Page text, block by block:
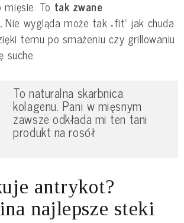
To tak zwane
Nie wygląda może tak „fit” jak chuda
temu po smażeniu czy grillowaniu
suche.
To naturalna skarbnica
kolagenu. Pani w mięsnym
zawsze odkłada mi ten tani
produkt na rosół
antrykot?
najlepsze steki